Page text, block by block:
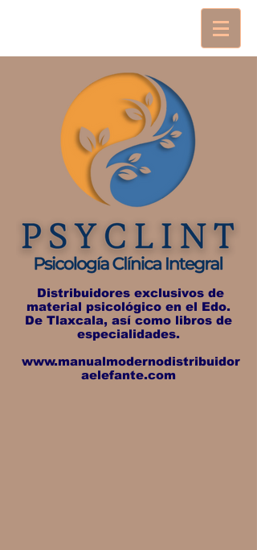
Distribuidores exclusivos de
material psicológico en el Edo.
De Tlaxcala, así como libros de
especialidades.
www.manualmodernodistribuidor
aelefante.com